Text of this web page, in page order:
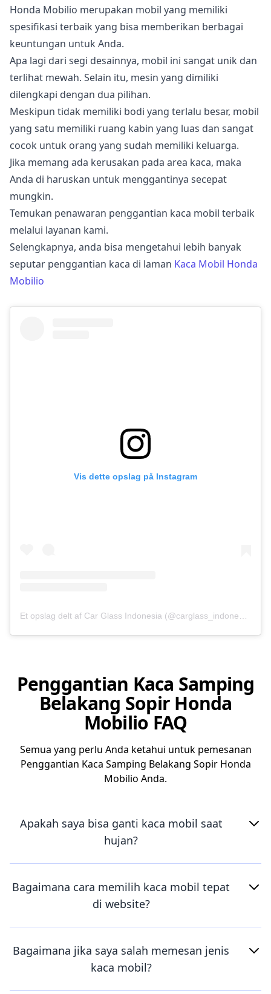
Honda Mobilio merupakan mobil yang memiliki
spesifikasi terbaik yang bisa memberikan berbagai
keuntungan untuk Anda.
Apa lagi dari segi desainnya, mobil ini sangat unik dan
terlihat mewah. Selain itu, mesin yang dimiliki
dilengkapi dengan dua pilihan.
Meskipun tidak memiliki bodi yang terlalu besar, mobil
yang satu memiliki ruang kabin yang luas dan sangat
cocok untuk orang yang sudah memiliki keluarga.
Jika memang ada kerusakan pada area kaca, maka
Anda di haruskan untuk menggantinya secepat
mungkin.
Temukan penawaran penggantian kaca mobil terbaik
melalui layanan kami.
Selengkapnya, anda bisa mengetahui lebih banyak
seputar penggantian kaca di laman Kaca Mobil Honda
Mobilio
Vis dette opslag på Instagram
Penggantian Kaca Samping
Belakang Sopir Honda
Mobilio FAQ
Semua yang perlu Anda ketahui untuk pemesanan
Penggantian Kaca Samping Belakang Sopir Honda
Mobilio Anda.
Apakah saya bisa ganti kaca mobil saat
hujan?
Bagaimana cara memilih kaca mobil tepat
di website?
Bagaimana jika saya salah memesan jenis
kaca mobil?